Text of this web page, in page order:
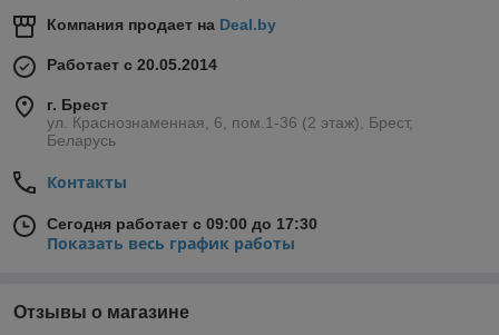
Компания продает на Deal.by
Работает с 20.05.2014
г. Брест
ул. Краснознаменная, 6, пом.1-36 (2 этаж), Брест,
Беларусь
Контакты
Сегодня работает с 09:00 до 17:30
Показать весь график работы
Отзывы о магазине